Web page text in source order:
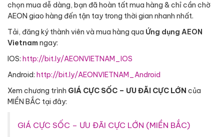
chọn mua dễ dàng, bạn đã hoàn tất mua hàng & chỉ cần chờ
AEON giao hàng đến tận tay trong thời gian nhanh nhất.
Tải, đăng ký thành viên và mua hàng qua Ứng dụng AEON
Vietnam ngay:
IOS: http://bit.ly/AEONVIETNAM_IOS
Android: http://bit.ly/AEONVIETNAM_Android
Xem chương trình GIÁ CỰC SỐC – ƯU ĐÃI CỰC LỚN của
MIỀN BẮC tại đây:
GIÁ CỰC SỐC – ƯU ĐÃI CỰC LỚN (MIỀN BẮC)